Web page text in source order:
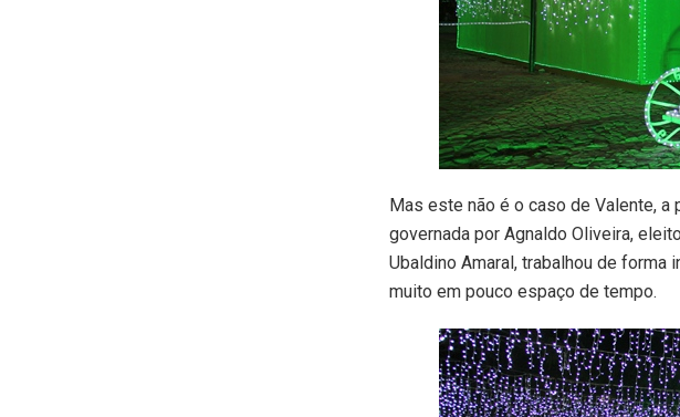
Mas este não é o caso de Valente,
governada por Agnaldo Oliveira,
Ubaldino Amaral, trabalhou de
muito em pouco espaço de tempo.